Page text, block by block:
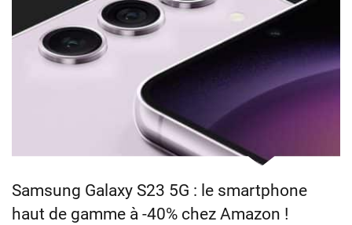
Samsung Galaxy S23 5G : le smartphone
haut de gamme à -40% chez Amazon !